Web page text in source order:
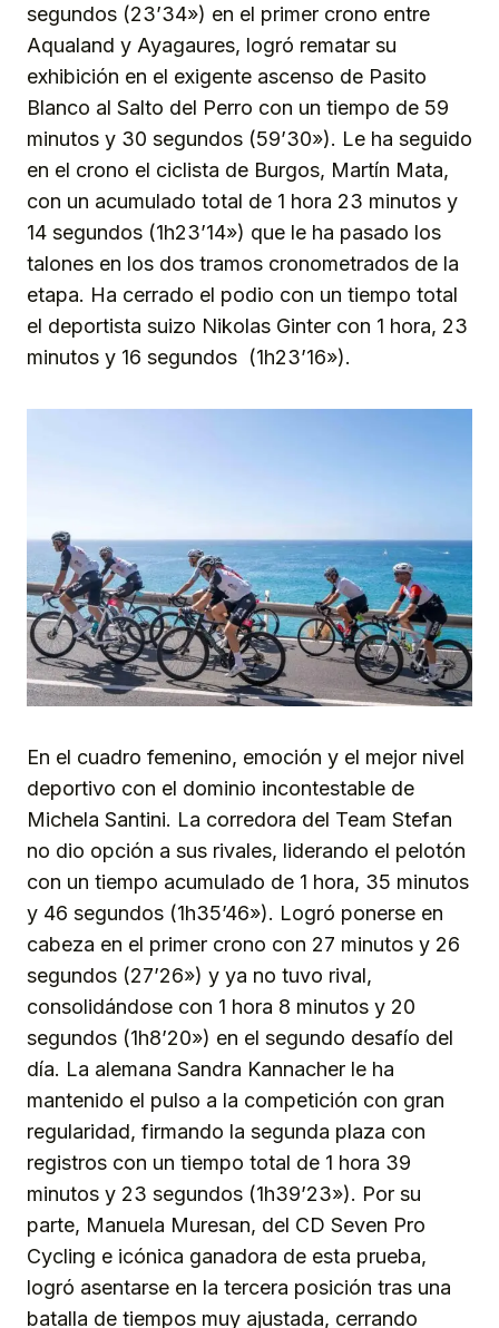
segundos (23’34») en el primer crono entre
Aqualand y Ayagaures, logró rematar su
exhibición en el exigente ascenso de Pasito
Blanco al Salto del Perro con un tiempo de 59
minutos y 30 segundos (59’30»). Le ha seguido
en el crono el ciclista de Burgos, Martín Mata,
con un acumulado total de 1 hora 23 minutos y
14 segundos (1h23’14») que le ha pasado los
talones en los dos tramos cronometrados de la
etapa. Ha cerrado el podio con un tiempo total
el deportista suizo Nikolas Ginter con 1 hora, 23
minutos y 16 segundos (1h23’16»).
En el cuadro femenino, emoción y el mejor nivel
deportivo con el dominio incontestable de
Michela Santini. La corredora del Team Stefan
no dio opción a sus rivales, liderando el pelotón
con un tiempo acumulado de 1 hora, 35 minutos
y 46 segundos (1h35’46»). Logró ponerse en
cabeza en el primer crono con 27 minutos y 26
segundos (27’26») y ya no tuvo rival,
consolidándose con 1 hora 8 minutos y 20
segundos (1h8’20») en el segundo desafío del
día. La alemana Sandra Kannacher le ha
mantenido el pulso a la competición con gran
regularidad, firmando la segunda plaza con
registros con un tiempo total de 1 hora 39
minutos y 23 segundos (1h39’23»). Por su
parte, Manuela Muresan, del CD Seven Pro
Cycling e icónica ganadora de esta prueba,
logró asentarse en la tercera posición tras una
batalla de tiempos muy ajustada, cerrando